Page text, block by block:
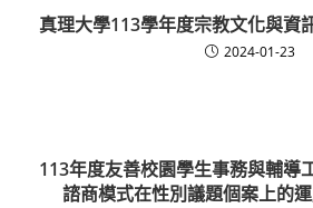
真理大學113學年度宗教文化與資
2024-01-23
113年度友善校園學生事務與輔導
諮商模式在性別議題個案上的